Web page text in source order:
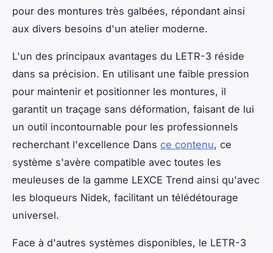
pour des montures très galbées, répondant ainsi
aux divers besoins d'un atelier moderne.
L'un des principaux avantages du LETR-3 réside
dans sa précision. En utilisant une faible pression
pour maintenir et positionner les montures, il
garantit un traçage sans déformation, faisant de lui
un outil incontournable pour les professionnels
recherchant l'excellence Dans ce contenu, ce
système s'avère compatible avec toutes les
meuleuses de la gamme LEXCE Trend ainsi qu'avec
les bloqueurs Nidek, facilitant un télédétourage
universel.
Face à d'autres systèmes disponibles, le LETR-3